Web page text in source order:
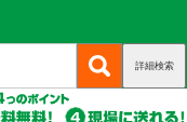
詳細検索